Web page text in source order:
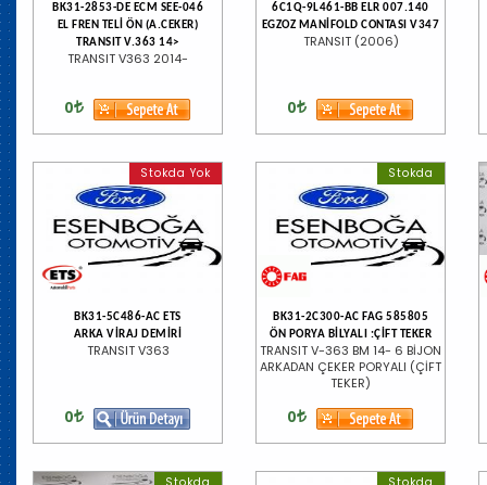
BK31-2853-DE ECM SEE-046
EL FREN TELİ ÖN (A.CEKER)
TRANSIT V.363 14>
TRANSIT V363 2014-
0
6C1Q-9L461-BB ELR 007.140
EGZOZ MANİFOLD CONTASI V347
TRANSIT (2006)
0
Stokda Yok
BK31-5C486-AC ETS
ARKA VİRAJ DEMİRİ
TRANSIT V363
0
Stokda
BK31-2C300-AC FAG 585805
ÖN PORYA BİLYALI :ÇİFT TEKER
TRANSIT V-363 BM 14- 6 BİJON
ARKADAN ÇEKER PORYALI (ÇİFT
TEKER)
0